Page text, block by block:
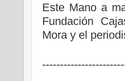
Este Mano a
Fundación
Mora y el